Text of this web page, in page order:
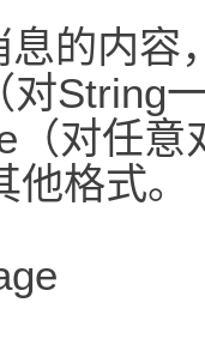
内容
对String
（对任
格式。